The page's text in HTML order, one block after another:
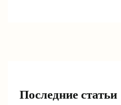
Последние статьи